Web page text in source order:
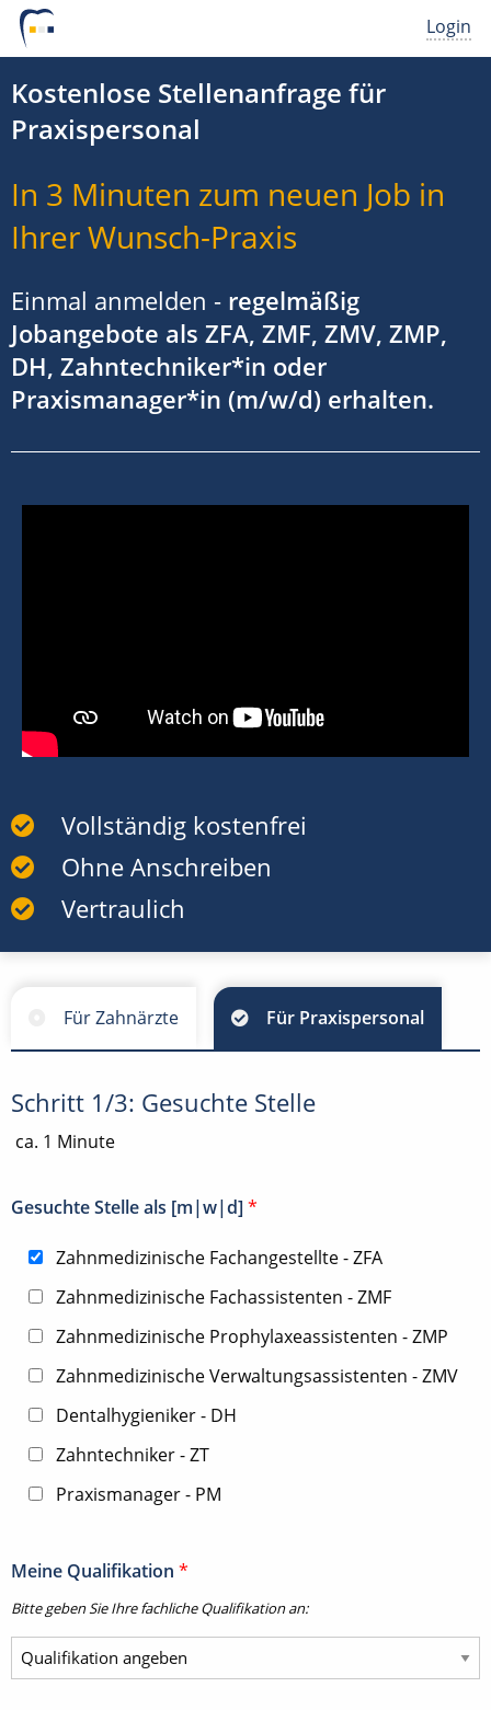
Login
Kostenlose Stellenanfrage für
Praxispersonal
In 3 Minuten zum neuen Job in
Ihrer Wunsch-Praxis
Einmal anmelden - regelmäßig
Jobangebote als ZFA, ZMF, ZMV, ZMP,
DH, Zahntechniker*in oder
Praxismanager*in (m/w/d) erhalten.
Vollständig kostenfrei
Ohne Anschreiben
Vertraulich
Für Zahnärzte Für Praxispersonal
Schritt 1/3: Gesuchte Stelle
ca. 1 Minute
Gesuchte Stelle als [m|w|d] *
Zahnmedizinische Fachangestellte - ZFA
Zahnmedizinische Fachassistenten - ZMF
Zahnmedizinische Prophylaxeassistenten - ZMP
Zahnmedizinische Verwaltungsassistenten - ZMV
Dentalhygieniker - DH
Zahntechniker - ZT
Praxismanager - PM
Meine Qualifikation *
Bitte geben Sie Ihre fachliche Qualifikation an: